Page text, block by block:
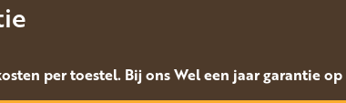
per toestel. Bij ons Wel een jaar garantie